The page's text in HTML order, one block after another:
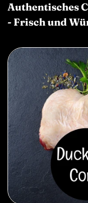
Authentisches
- Frisch und